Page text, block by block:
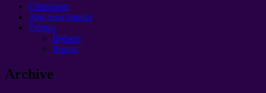
Ultimatum
Ang mga hurado
Tulong
Belarus
Russia
Archive